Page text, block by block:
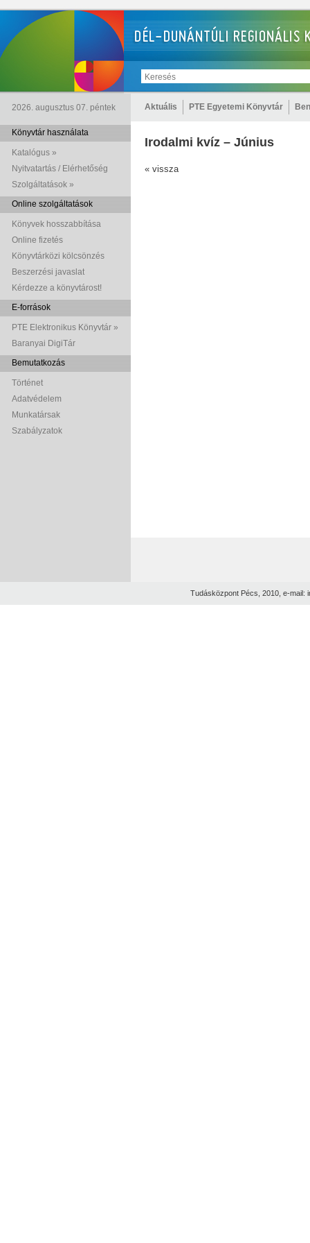
2026. augusztus 07. péntek Aktuális PTE Egyetemi Könyvtár
Könyvtár használata
Katalógus »
Nyitvatartás / Elérhetőség
Szolgáltatások »
Online szolgáltatások
Könyvek hosszabbítása
Online fizetés
Könyvtárközi kölcsönzés
Beszerzési javaslat
Kérdezze a könyvtárost!
E-források
PTE Elektronikus Könyvtár »
Baranyai DigiTár
Bemutatkozás
Történet
Adatvédelem
Munkatársak
Szabályzatok
Irodalmi kvíz – Június
« vissza
Tudásközpont Pécs, 2010, e-mail: